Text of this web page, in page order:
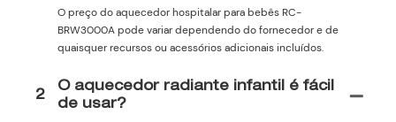
O preço do aquecedor hospitalar para bebês RC-
BRW3000A pode variar dependendo do fornecedor e de
quaisquer recursos ou acessórios adicionais incluídos.
2
O aquecedor radiante infantil é fácil
de usar?